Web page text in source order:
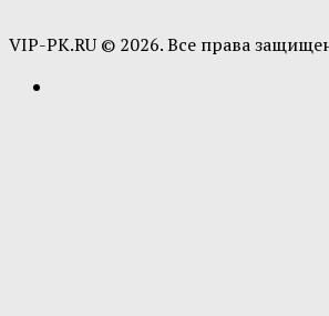
VIP-PK.RU © 2026. Все права